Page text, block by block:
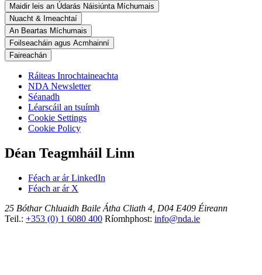
Maidir leis an Údarás Náisiúnta Míchumais
Nuacht & Imeachtaí
An Beartas Míchumais
Foilseacháin agus Acmhainní
Faireachán
Ráiteas Inrochtaineachta
NDA Newsletter
Séanadh
Léarscáil an tsuímh
Cookie Settings
Cookie Policy
Déan Teagmháil Linn
Féach ar ár LinkedIn
Féach ar ár X
25 Bóthar Chluaidh Baile Átha Cliath 4, D04 E409 Éireann
Teil.: +353 (0) 1 6080 400 Ríomhphost: info@nda.ie